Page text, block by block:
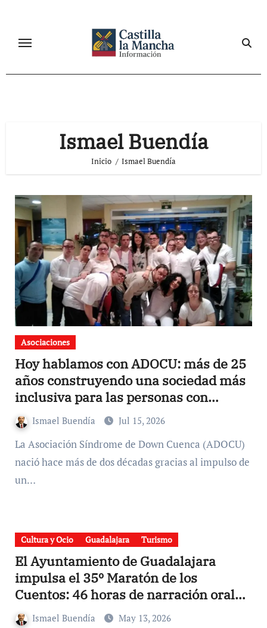
contenido
Ismael Buendía
Inicio Ismael Buendía
Asociaciones
Hoy hablamos con ADOCU: más de 25
años construyendo una sociedad más
inclusiva para las personas con
síndrome de Down
Ismael Buendía Jul 15, 2026
La Asociación Síndrome de Down Cuenca (ADOCU)
nació hace más de dos décadas gracias al impulso de
un…
Cultura y Ocio Guadalajara Turismo
El Ayuntamiento de Guadalajara
impulsa el 35º Maratón de los
Cuentos: 46 horas de narración oral
del 12 al 14 de junio.
Ismael Buendía May 13, 2026